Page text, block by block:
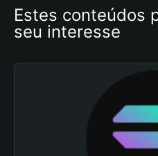
Estes conteúdos
seu interesse